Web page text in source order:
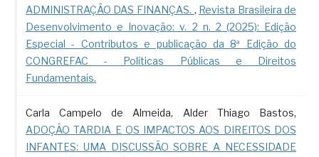
ADMINISTRAÇÃO DAS FINANÇAS. , Revista Brasileira de
Desenvolvimento e Inovação: v. 2 n. 2 (2025): Edição
Especial - Contributos e publicação da 8ª Edição do
CONGREFAC - Políticas Públicas e Direitos
Fundamentais.
Carla Campelo de Almeida, Alder Thiago Bastos,
ADOÇÃO TARDIA E OS IMPACTOS AOS DIREITOS DOS
INFANTES: UMA DISCUSSÃO SOBRE A NECESSIDADE